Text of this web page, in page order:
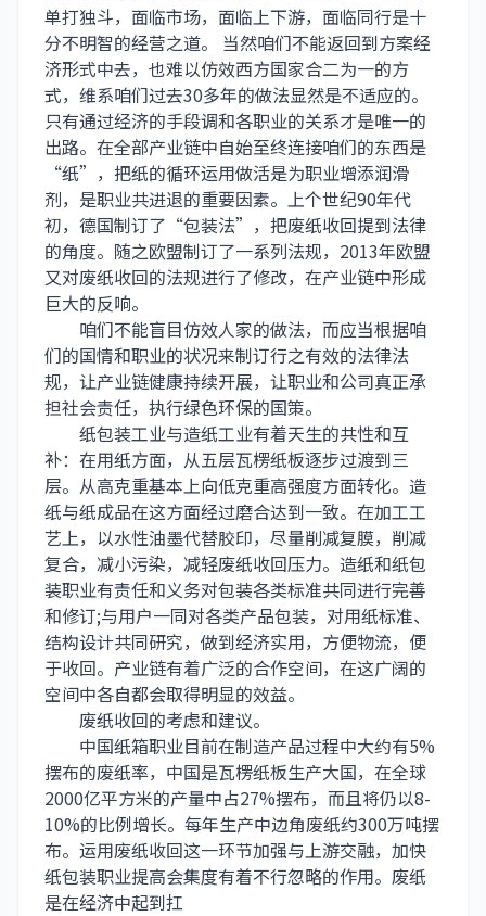
单打独斗，面临市场，面临上下游，面临同行是十
分不明智的经营之道。 当然咱们不能返回到方案经
济形式中去，也难以仿效西方国家合二为一的方
式，维系咱们过去30多年的做法显然是不适应的。
只有通过经济的手段调和各职业的关系才是唯一的
出路。在全部产业链中自始至终连接咱们的东西是
“纸”，把纸的循环运用做活是为职业增添润滑
剂，是职业共进退的重要因素。上个世纪90年代
初，德国制订了“包装法”，把废纸收回提到法律
的角度。随之欧盟制订了一系列法规，2013年欧盟
又对废纸收回的法规进行了修改，在产业链中形成
巨大的反响。
咱们不能盲目仿效人家的做法，而应当根据咱
们的国情和职业的状况来制订行之有效的法律法
规，让产业链健康持续开展，让职业和公司真正承
担社会责任，执行绿色环保的国策。
纸包装工业与造纸工业有着天生的共性和互
补：在用纸方面，从五层瓦楞纸板逐步过渡到三
层。从高克重基本上向低克重高强度方面转化。造
纸与纸成品在这方面经过磨合达到一致。在加工工
艺上，以水性油墨代替胶印，尽量削减复膜，削减
复合，减小污染，减轻废纸收回压力。造纸和纸包
装职业有责任和义务对包装各类标准共同进行完善
和修订;与用户一同对各类产品包装，对用纸标准、
结构设计共同研究，做到经济实用，方便物流，便
于收回。产业链有着广泛的合作空间，在这广阔的
空间中各自都会取得明显的效益。
废纸收回的考虑和建议。
中国纸箱职业目前在制造产品过程中大约有5%
摆布的废纸率，中国是瓦楞纸板生产大国，在全球
2000亿平方米的产量中占27%摆布，而且将仍以8-
10%的比例增长。每年生产中边角废纸约300万吨摆
布。运用废纸收回这一环节加强与上游交融，加快
纸包装职业提高会集度有着不行忽略的作用。废纸
是在经济中起到扛